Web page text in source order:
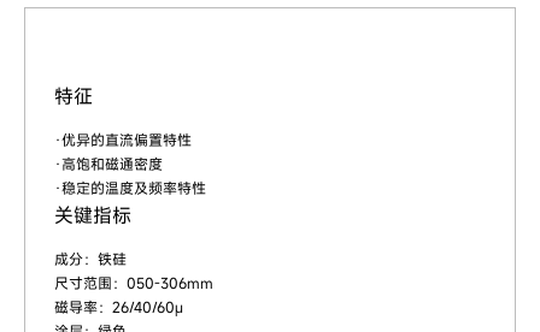
特征
·优异的直流偏置特性
·高饱和磁通密度
·稳定的温度及频率特性
关键指标
成分：铁硅
尺寸范围：050-306mm
磁导率：26/40/60μ